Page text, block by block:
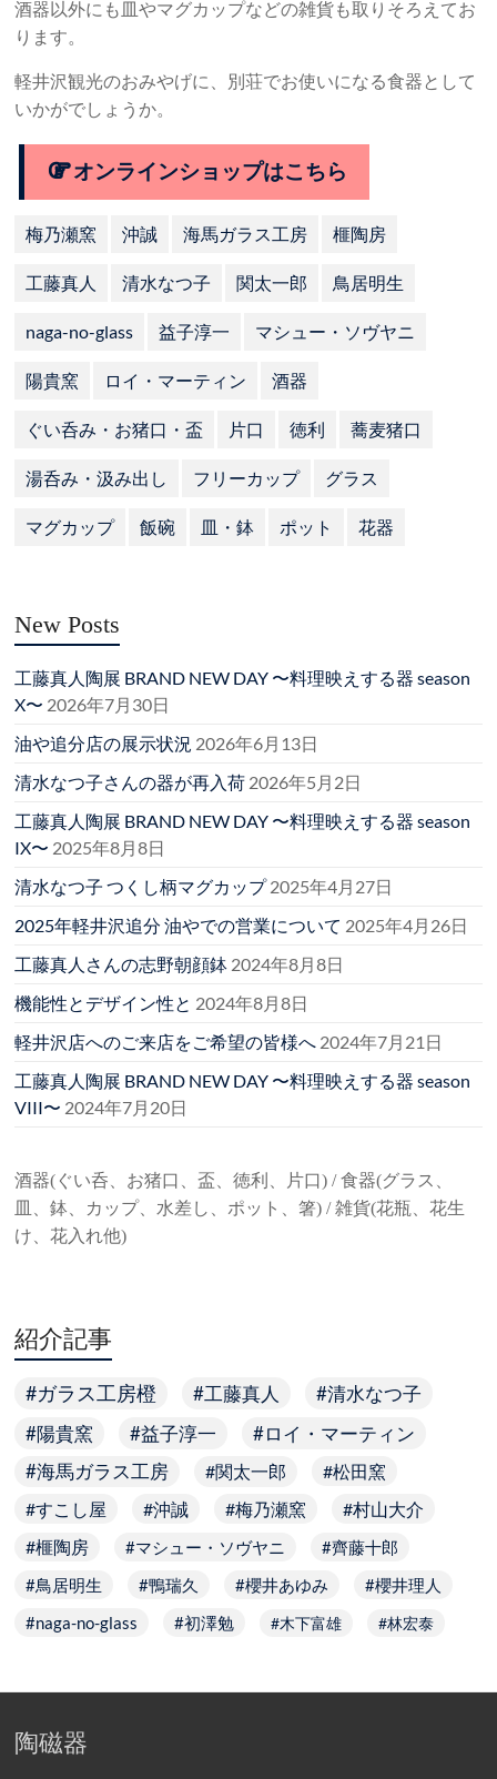
酒器以外にも皿やマグカップなどの雑貨も取りそろえてお
ります。
軽井沢観光のおみやげに、別荘でお使いになる食器として
いかがでしょうか。
オンラインショップはこちら
梅乃瀬窯 沖誠 海馬ガラス工房 榧陶房
工藤真人 清水なつ子 関太一郎 鳥居明生
naga-no-glass 益子淳一 マシュー・ソヴヤニ
陽貴窯 ロイ・マーティン 酒器
ぐい呑み・お猪口・盃 片口 徳利 蕎麦猪口
湯呑み・汲み出し フリーカップ グラス
マグカップ 飯碗 皿・鉢 ポット 花器
New Posts
工藤真人陶展 BRAND NEW DAY 〜料理映えする器 season
X〜 2026年7月30日
油や追分店の展示状況 2026年6月13日
清水なつ子さんの器が再入荷 2026年5月2日
工藤真人陶展 BRAND NEW DAY 〜料理映えする器 season
IX〜 2025年8月8日
清水なつ子 つくし柄マグカップ2025年4月27日
2025年軽井沢追分 油やでの営業について 2025年4月26日
工藤真人さんの志野朝顔鉢 2024年8月8日
機能性とデザイン性と 2024年8月8日
軽井沢店へのご来店をご希望の皆様へ 2024年7月21日
工藤真人陶展 BRAND NEW DAY 〜料理映えする器 season
VIII〜 2024年7月20日
酒器(ぐい呑、お猪口、盃、徳利、片口) / 食器(グラス、
皿、鉢、カップ、水差し、ポット、箸) / 雑貨(花瓶、花生
け、花入れ他)
紹介記事
ガラス工房橙 工藤真人
清水なつ子
陽貴窯
益子淳一 ロイ・マーティン
海馬ガラス工房 関太一郎
松田窯
すこし屋
沖誠 梅乃瀬窯 村山大介
榧陶房 マシュー・ソヴヤニ
齊藤十郎
鳥居明生
鴨瑞久 櫻井あゆみ
櫻井理人
naga-no-glass
初澤勉 木下富雄 林宏泰
陶磁器